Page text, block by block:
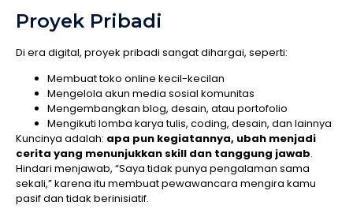
Proyek Pribadi
Di era digital, proyek pribadi sangat dihargai, seperti:
Membuat toko online kecil-kecilan
Mengelola akun media sosial komunitas
Mengembangkan blog, desain, atau portofolio
Mengikuti lomba karya tulis, coding, desain, dan lainnya
Kuncinya adalah: apa pun kegiatannya, ubah menjadi
cerita yang menunjukkan skill dan tanggung jawab.
Hindari menjawab, “Saya tidak punya pengalaman sama
sekali,” karena itu membuat pewawancara mengira kamu
pasif dan tidak berinisiatif.